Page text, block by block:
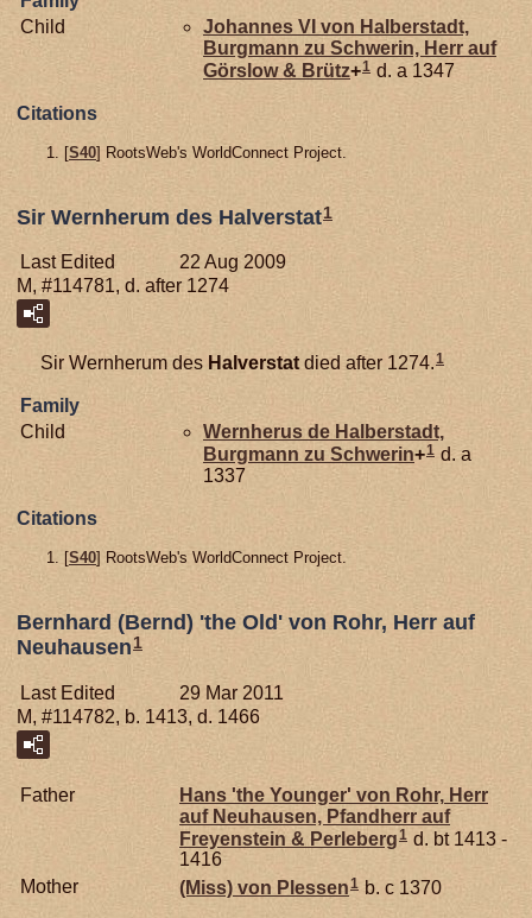
Child
Johannes VI von Halberstadt,
Burgmann zu Schwerin, Herr auf
Görslow & Brütz+1 d. a 1347
Citations
[S40] RootsWeb's WorldConnect Project.
Sir Wernherum des Halverstat1
Last Edited
22 Aug 2009
M, #114781, d. after 1274
Sir Wernherum des Halverstat died after 1274.1
Family
Child
Wernherus de Halberstadt,
Burgmann zu Schwerin+1 d. a
1337
Citations
[S40] RootsWeb's WorldConnect Project.
Bernhard (Bernd) 'the Old' von Rohr, Herr auf
Neuhausen1
Last Edited
29 Mar 2011
M, #114782, b. 1413, d. 1466
Father Hans 'the Younger' von Rohr, Herr
auf Neuhausen, Pfandherr auf
Freyenstein & Perleberg 1 d. bt 1413 -
1416
Mother
(Miss) von Plessen1 b. c 1370